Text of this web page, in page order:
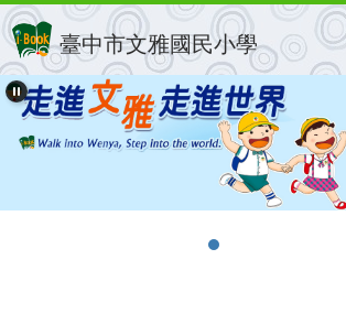
跳
到
主
要
內
容
臺中市文雅國民小學